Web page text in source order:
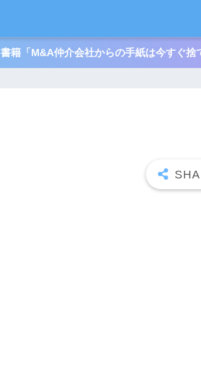
書籍「M&A仲介会社からの手紙は今すぐ捨